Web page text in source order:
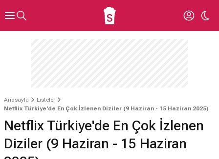
Anasayfa
Listeler
Netflix Türkiye'de En Çok İzlenen Diziler (9 Haziran - 15 Haziran 2025)
Netflix Türkiye'de En Çok İzlenen
Diziler (9 Haziran - 15 Haziran